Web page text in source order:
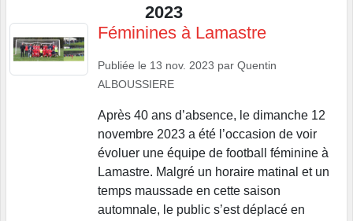
2023
Féminines à Lamastre
Publiée le 13 nov. 2023 par Quentin
ALBOUSSIERE
Après 40 ans d’absence, le dimanche 12
novembre 2023 a été l’occasion de voir
évoluer une équipe de football féminine à
Lamastre. Malgré un horaire matinal et un
temps maussade en cette saison
automnale, le public s’est déplacé en